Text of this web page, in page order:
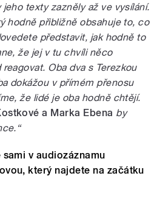
texty zazněly až ve vysílání.
hodně přibližně obsahuje to, co
představit, jak hodně to
že jej v tu chvíli něco
Oba dva s Terezkou
dokážou v přímém přenosu
že lidé je oba hodně chtějí.
a Marka Ebena by
v audiozáznamu
který najdete na začátku